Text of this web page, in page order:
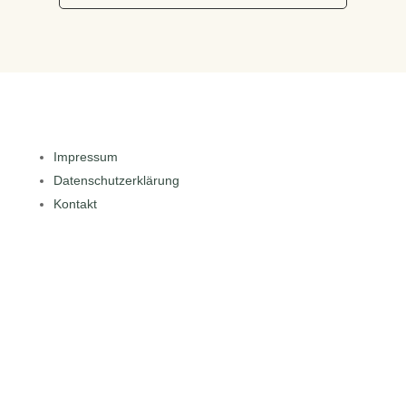
Impressum
Datenschutzerklärung
Kontakt